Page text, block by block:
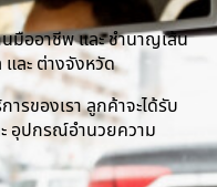
มืออาชีพ และ ชำนาญเส้น
ละ ต่างจังหวัด
รของเรา ลูกค้าจะได้รับ
อุปกรณ์อำนวยความ